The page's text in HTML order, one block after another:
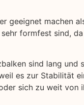
geeignet machen
formfest sind,
sind lang und
es zur Stabilität
sich zu weit von